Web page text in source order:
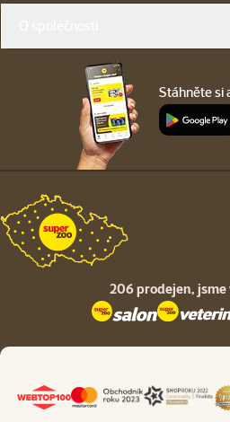
Stáhněte si
206 prodejen, jsme